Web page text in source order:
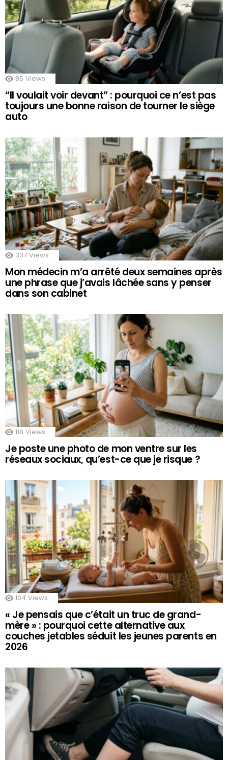
85 Views
“Il voulait voir devant” : pourquoi ce n’est pas
toujours une bonne raison de tourner le siège
auto
337 Views
Mon médecin m’a arrêté deux semaines après
une phrase que j’avais lâchée sans y penser
dans son cabinet
118 Views
Je poste une photo de mon ventre sur les
réseaux sociaux, qu’est-ce que je risque ?
104 Views
« Je pensais que c’était un truc de grand-
mère » : pourquoi cette alternative aux
couches jetables séduit les jeunes parents en
2026